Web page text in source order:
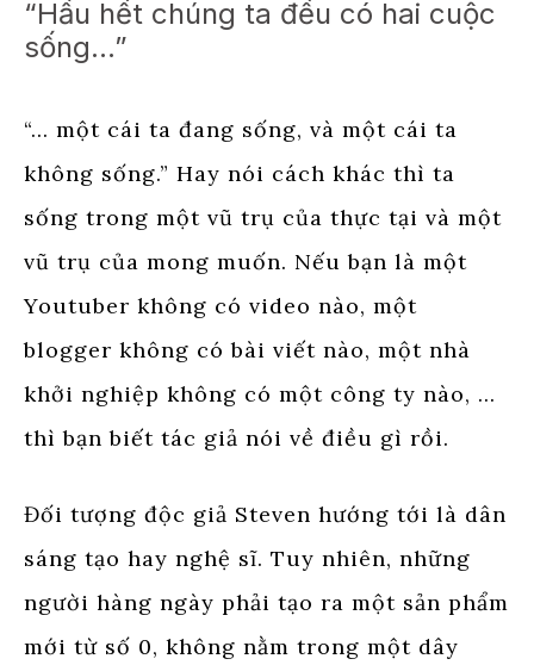
“Hầu hết chúng ta đều có hai cuộc
sống…”
“… một cái ta đang sống, và một cái ta
không sống.” Hay nói cách khác thì ta
sống trong một vũ trụ của thực tại và một
vũ trụ của mong muốn. Nếu bạn là một
Youtuber không có video nào, một
blogger không có bài viết nào, một nhà
khởi nghiệp không có một công ty nào, …
thì bạn biết tác giả nói về điều gì rồi.
Đối tượng độc giả Steven hướng tới là dân
sáng tạo hay nghệ sĩ. Tuy nhiên, những
người hàng ngày phải tạo ra một sản phẩm
mới từ số 0, không nằm trong một dây